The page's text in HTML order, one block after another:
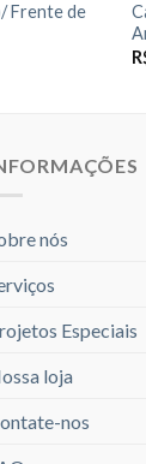
Frente de
nós
Especiais
loja
nos